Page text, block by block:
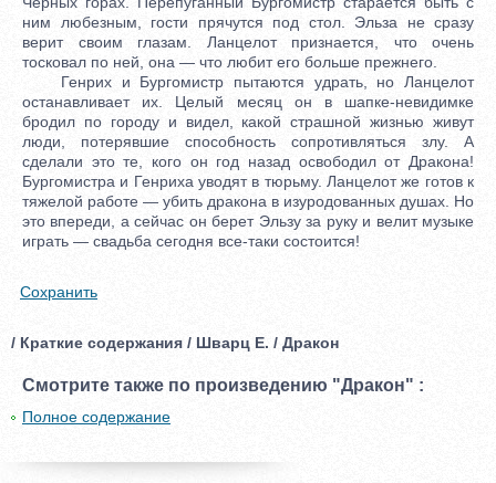
ним любезным, гости прячутся под стол. Эльза не сразу
верит своим глазам. Ланцелот признается, что очень
тосковал по ней, она — что любит его больше прежнего.
Генрих и Бургомистр пытаются удрать, но Ланцелот
останавливает их. Целый месяц он в шапке-невидимке
бродил по городу и видел, какой страшной жизнью живут
люди, потерявшие способность сопротивляться злу. А
сделали это те, кого он год назад освободил от Дракона!
Бургомистра и Генриха уводят в тюрьму. Ланцелот же готов к
тяжелой работе — убить дракона в изуродованных душах. Но
это впереди, а сейчас он берет Эльзу за руку и велит музыке
играть — свадьба сегодня все-таки состоится!
Сохранить
/ Краткие содержания / Шварц Е. / Дракон
Смотрите также по произведению "Дракон" :
Полное содержание